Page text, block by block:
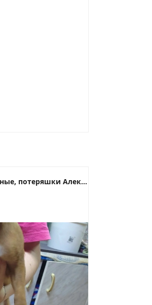
Бездомные животные, потеряшки Алексин.